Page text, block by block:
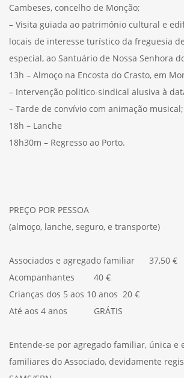
Cambeses, concelho de Monção;
– Visita guiada ao património cultural e
locais de interesse turístico da freguesia
especial, ao Santuário de Nossa Senhora
13h – Almoço na Encosta do Crasto, em
– Intervenção politico-sindical alusiva à
– Tarde de convívio com animação musical;
18h – Lanche
18h30m – Regresso ao Porto.
PREÇO POR PESSOA
(almoço, lanche, seguro, e transporte)
Associados e agregado familiar 37,50 €
Acompanhantes 40 €
Crianças dos 5 aos 10 anos 20 €
Até aos 4 anos GRÁTIS
Entende-se por agregado familiar, única e
familiares do Associado, devidamente